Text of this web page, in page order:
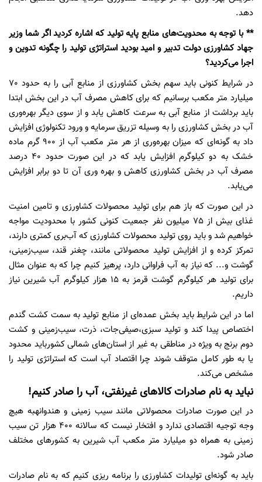
دهد.
** با توجه به محدویت‌های منابع پایه تولید که اشاره کردید اگر شما وزیر
جهاد کشاورزی دولت تدبیر و امید بودید استراتژی تولید را چگونه تدوین و
اجرا می‌کردید؟
در شرایط کنونی باید سهم بخش کشاورزی از منابع آبی را به حدود 70
میلیارد متر مکعب برسانیم که برای کاهش مصرف آب در این بخش ابتدا
باید برداشت از منابع آبی به سرعت کاهش یابد و از سوی دیگر بهره‌وری
آب در بخش کشاورزی را به وسیله تزریق سرمایه‌ و ورود تکنولوژی افزایش
داد به گونه‌ای که میزان بهره‌وری از هر متر مکعب آب از 900 گرم ماده
خشک به دو کیلوگرم افزایش یابد که در این صورت حدود 40 درصد
مصرف آب در بخش کشاورزی کاهش و بهره وری آن تا دو برابر افزایش
می‌یابد.
در این صورت که باز هم برای تولید محصولات کشاورزی و تامین امنیت
غذای بیش از 75 میلیون نفر جمعیت کنونی کشور با محدودیت مواجه
خواهیم شد و باید روی تولید محصولات کشاورزی که آب‌بری کمتری دارند،
تمرکز کرده و از افزایش تولید محصولاتی مانند، چغنر قند، سیب‌زمینی،
گوشت و... که نیاز به آب فراوانی دارد، پرهیز کنیم چرا که به عنوان مثال
برای تولید هر کیلوگرم گوشت قرمز به 15 هزار کیلوگرم آب شیرین نیاز
داریم.
اما در این شرایط باید بخش عمده‌ای از منابع تولید به سمت کشت گندم
اختصاص پیدا کند و تولید سبزی،صیفی‌جات، ذرت، سیب‌زمینی و کشت
دوم برنج به ویژه در مناطقی به غیر از استان‌های شمالی کشورباید محدود
یا به طور کامل متوقف شوند چرا اقتصاد آب است که استراتژی تولید را
مشخص می‌کند.
نباید به نام صادرات کالاهای غیرنفتی، آب را صادر کنیم!
در این صورت صادرات محصولاتی مانند سیب زمینی و هندوانهبه هیچ
وجه توجیه اقتصادی ندارد و افتخار نیست که سالانه 400 هزار تن سیب
زمینی به همراه دو میلیارد متر مکعب آب شیرین به کشورهای مختلف
صادر شود.
باید به گونه‌ای تولیدات کشاورزی را برنامه ریزی کنیم که به نام صادرات